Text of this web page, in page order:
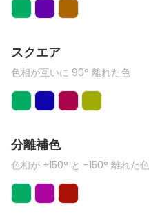
スクエア
色相が互いに 90° 離れた色
分離補色
色相が +150° と -150° 離れた色